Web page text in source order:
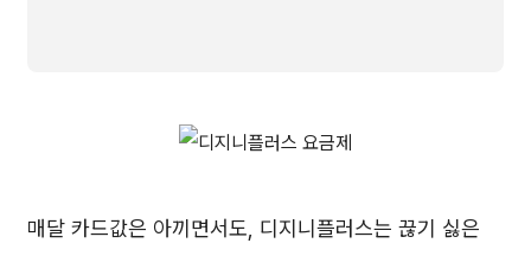
매달 카드값은 아끼면서도, 디지니플러스는 끊기 싫은